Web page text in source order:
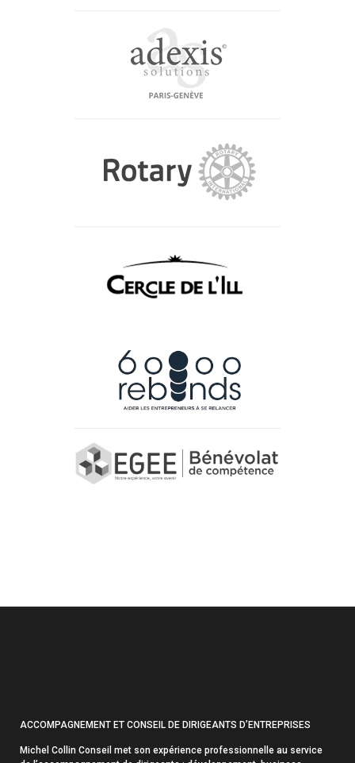
ACCOMPAGNEMENT ET CONSEIL DE DIRIGEANTS D’ENTREPRISES
Michel Collin Conseil met son expérience professionnelle au service